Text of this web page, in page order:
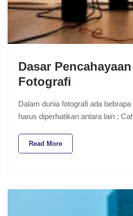
Dasar
Fotografi
Dalam dunia fotografi ada
harus diperhatikan antara lain :
Read More